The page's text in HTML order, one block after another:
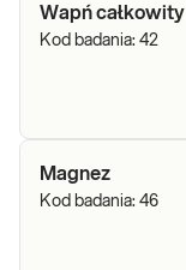
Wapń całkowity
Kod badania: 42
Magnez
Kod badania: 46